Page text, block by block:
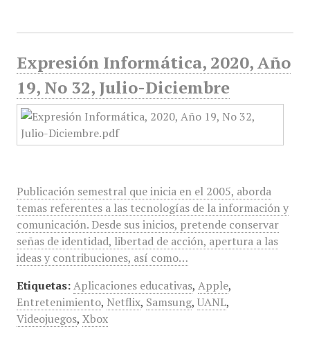
Expresión Informática, 2020, Año
19, No 32, Julio-Diciembre
Publicación semestral que inicia en el 2005, aborda
temas referentes a las tecnologías de la información y
comunicación. Desde sus inicios, pretende conservar
señas de identidad, libertad de acción, apertura a las
ideas y contribuciones, así como…
Etiquetas: Aplicaciones educativas, Apple,
Entretenimiento, Netflix, Samsung, UANL,
Videojuegos, Xbox